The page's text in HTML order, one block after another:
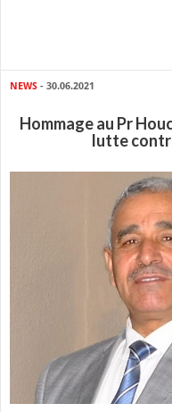
NEWS - 30.06.2021
Hommage au Pr
lutte